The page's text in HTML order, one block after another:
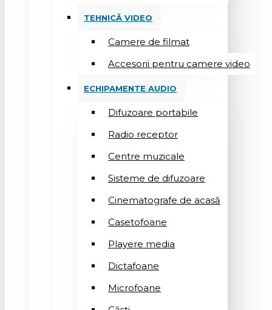
TEHNICĂ VIDEO
Camere de filmat
Accesorii pentru camere video
ECHIPAMENTE AUDIO
Difuzoare portabile
Radio receptor
Centre muzicale
Sisteme de difuzoare
Cinematografe de acasă
Casetofoane
Playere media
Dictafoane
Microfoane